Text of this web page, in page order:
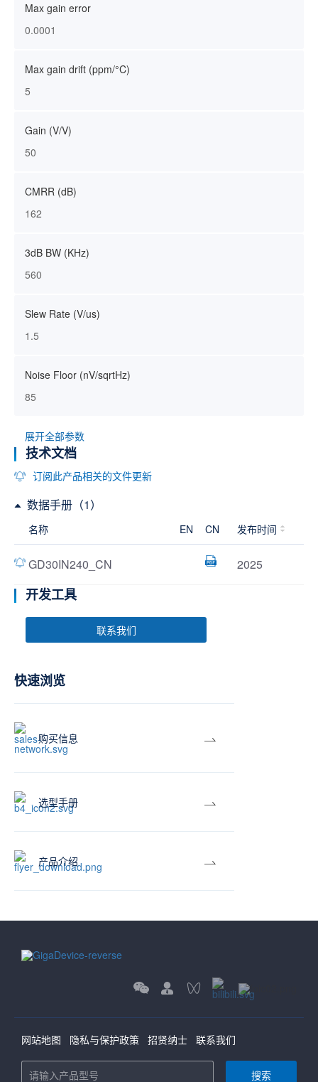
Max gain error
0.0001
Max gain drift (ppm/°C)
5
Gain (V/V)
50
CMRR (dB)
162
3dB BW (KHz)
560
Slew Rate (V/us)
1.5
Noise Floor (nV/sqrtHz)
85
展开全部参数
技术文档
订阅此产品相关的文件更新
数据手册（1）
名称 EN CN 发布时间
GD30IN240_CN 2025
开发工具
联系我们
快速浏览
购买信息
选型手册
产品介绍
网站地图 隐私与保护政策 招贤纳士 联系我们
搜索